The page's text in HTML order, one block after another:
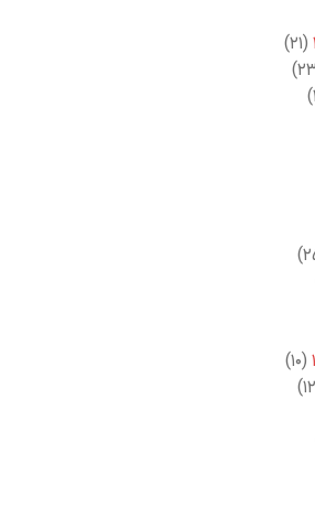
(۲۱)
(۱۰)